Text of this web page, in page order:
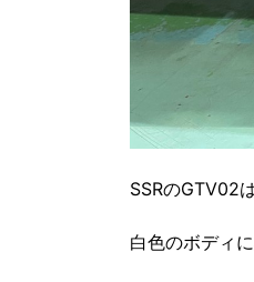
SSRのGTV02
白色のボディ